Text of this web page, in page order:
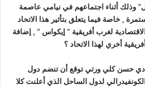
وذلك أثناء اجتماعهم في نيامي عاصمة
, خاصة فيما يتعلق بتأثير هذا الاتحاد
لغرب أفريقية ” إيكواس ” , إضافة
أخري لهذا الاتحاد ؟
حسن كلي ورتي توقع أن تنضم دول
لدول الساحل الذي أعلنت كلا